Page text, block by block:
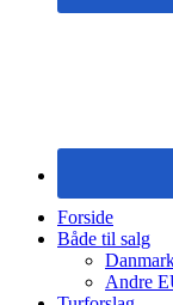
Forside
Både til salg
Andre